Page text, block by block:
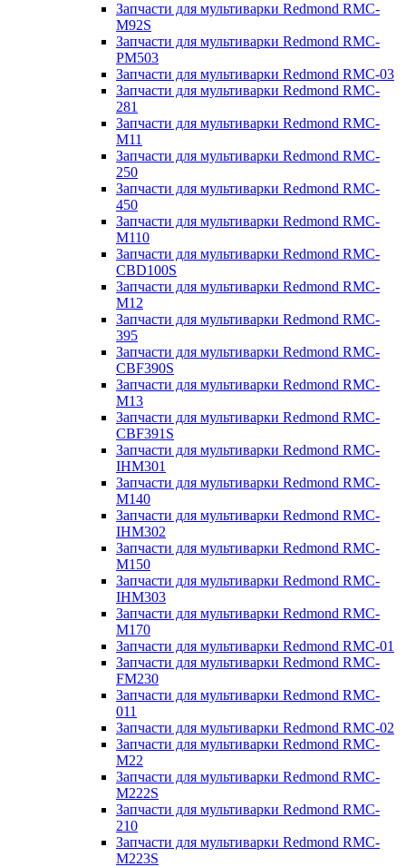
Запчасти для мультиварки Redmond RMC-
M92S
Запчасти для мультиварки Redmond RMC-
PM503
Запчасти для мультиварки Redmond RMC-03
Запчасти для мультиварки Redmond RMC-
281
Запчасти для мультиварки Redmond RMC-
M11
Запчасти для мультиварки Redmond RMC-
250
Запчасти для мультиварки Redmond RMC-
450
Запчасти для мультиварки Redmond RMC-
M110
Запчасти для мультиварки Redmond RMC-
CBD100S
Запчасти для мультиварки Redmond RMC-
M12
Запчасти для мультиварки Redmond RMC-
395
Запчасти для мультиварки Redmond RMC-
CBF390S
Запчасти для мультиварки Redmond RMC-
M13
Запчасти для мультиварки Redmond RMC-
CBF391S
Запчасти для мультиварки Redmond RMC-
IHM301
Запчасти для мультиварки Redmond RMC-
M140
Запчасти для мультиварки Redmond RMC-
IHM302
Запчасти для мультиварки Redmond RMC-
M150
Запчасти для мультиварки Redmond RMC-
IHM303
Запчасти для мультиварки Redmond RMC-
M170
Запчасти для мультиварки Redmond RMC-01
Запчасти для мультиварки Redmond RMC-
FM230
Запчасти для мультиварки Redmond RMC-
011
Запчасти для мультиварки Redmond RMC-02
Запчасти для мультиварки Redmond RMC-
M22
Запчасти для мультиварки Redmond RMC-
M222S
Запчасти для мультиварки Redmond RMC-
210
Запчасти для мультиварки Redmond RMC-
M223S